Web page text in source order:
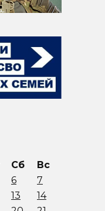
Сб
Вс
6
7
13
14